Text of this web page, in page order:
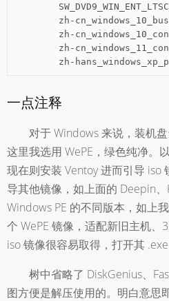
        zh
-
        zh
-
        zh
-
        zh
-
一点注释
对于 Windows 来说，装机盘
这里我选用 WePE，绿色纯净。
现在则安装 Ventoy 进而引导 iso
导其他镜像，如上面的 Deepin
Windows PE 的不同版本，如上
个 WePE 镜像，适配新旧主机、
iso 镜像很容易取得，打开其
树中省略了 DiskGenius、
图方便是解压使用的。明白意思